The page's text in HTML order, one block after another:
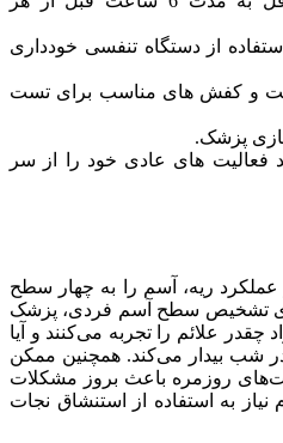
از دستگاه تنفسی خودداری
و کفش های مناسب برای تست
پزشک.
فعالیت های عادی خود را از سر
ریه، آسم را به چهار سطح
تشخیص سطح آسم فردی، پزشک
چقدر علائم را تجربه می‌کنند و آیا
شب بیدار می‌کند. همچنین ممکن
روزمره باعث بروز مشکلات
به استفاده از استنشاق نجات